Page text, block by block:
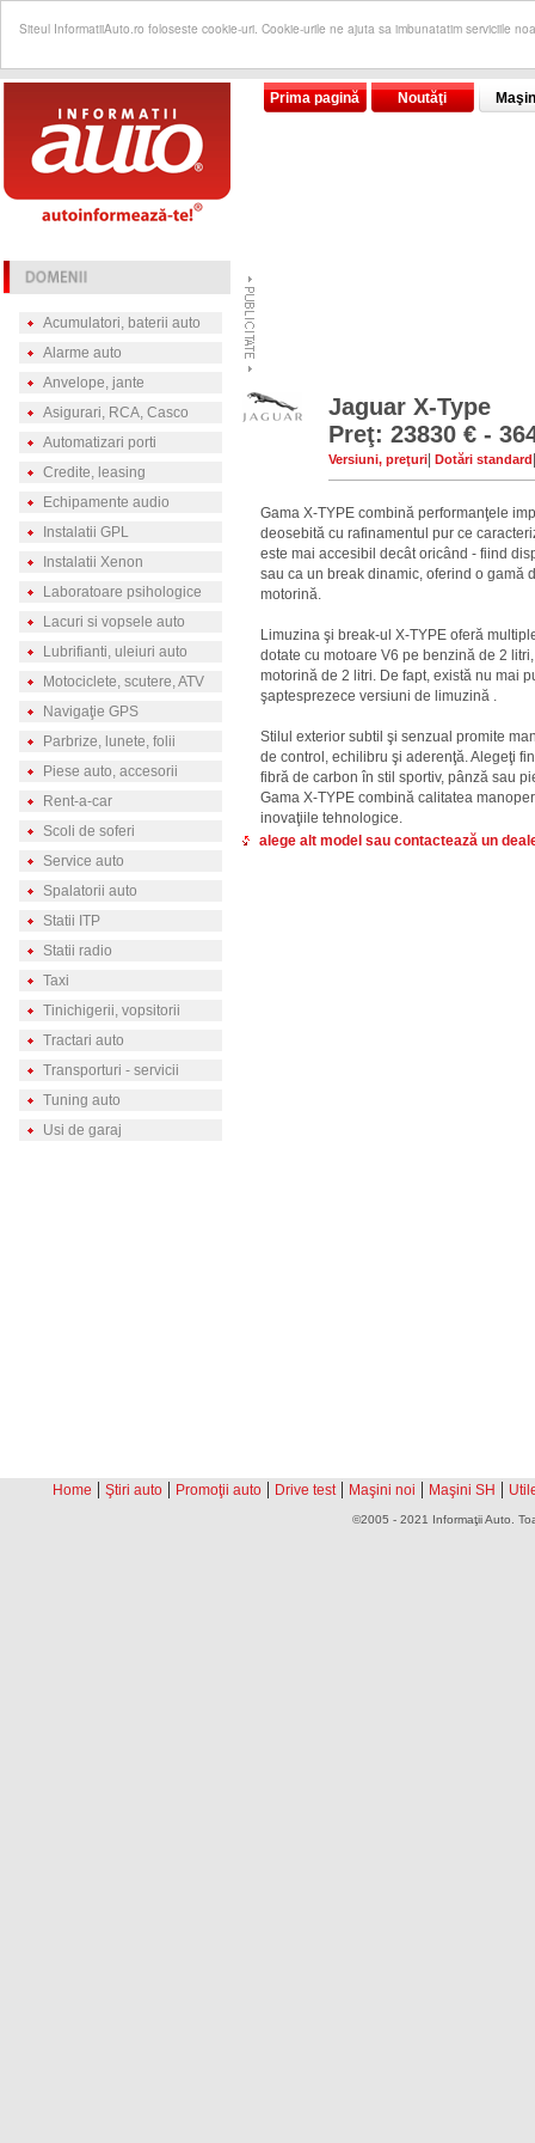
Siteul InformatiiAuto.ro foloseste cookie-uri. Cookie-urile ne ajuta sa imbunatatim serviciile
Prima pagină Noutăţi
Acumulatori, baterii auto
Alarme auto
Anvelope, jante
Asigurari, RCA, Casco
Automatizari porti
Credite, leasing
Echipamente audio
Instalatii GPL
Instalatii Xenon
Laboratoare psihologice
Lacuri si vopsele auto
Lubrifianti, uleiuri auto
Motociclete, scutere, ATV
Navigaţie GPS
Parbrize, lunete, folii
Piese auto, accesorii
Rent-a-car
Scoli de soferi
Service auto
Spalatorii auto
Statii ITP
Statii radio
Taxi
Tinichigerii, vopsitorii
Tractari auto
Transporturi - servicii
Tuning auto
Usi de garaj
Jaguar X-Type
Preţ: 23830 € -
Versiuni, preţuri Dotări standard
Gama X-TYPE combină performanţele
deosebită cu rafinamentul pur ce
este mai accesibil decât oricând - fiind
sau ca un break dinamic, oferind o gamă
motorină.
Limuzina şi break-ul X-TYPE oferă
dotate cu motoare V6 pe benzină de 2
motorină de 2 litri. De fapt, există nu mai
şaptesprezece versiuni de limuzină .
Stilul exterior subtil şi senzual promite
de control, echilibru şi aderenţă. Alegeţi
fibră de carbon în stil sportiv, pânză sau
Gama X-TYPE combină calitatea
inovaţiile tehnologice.
alege alt model sau contactează un
Home | Ştiri auto | Promoţii auto | Drive test | Maşini noi | Maşini SH |
©2005 - 2021 Informaţii Auto.